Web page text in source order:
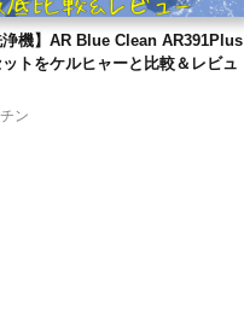
浄機】AR Blue Clean AR391Plus
トをケルヒャーと比較＆レビュ
ン